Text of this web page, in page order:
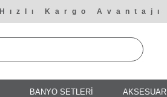
Hızlı Kargo Avantajı
BANYO SETLERİ AKSESUAR